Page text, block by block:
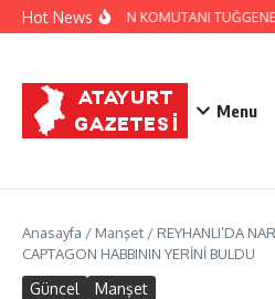
İçeriğe atla
Hot NewsGARNİZON KOMUTANI
Menu
Anasayfa / Manşet / REYHANLI’DA
CAPTAGON HABBININ YERİNİ BULDU
Güncel Manşet